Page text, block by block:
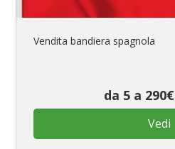
Vendita bandiera spagnola
da 5 a 290€
Vedi